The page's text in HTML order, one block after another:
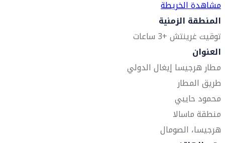
مشاهدة الخريطة
المنطقة الزمنية
توقيت غرينتش +3 ساعات
العنوان
مطار هرجيسا إيغال الدولي
طريق المطار
محمود حايبي
منطقة ماسالا
هرجيسا، الصومال